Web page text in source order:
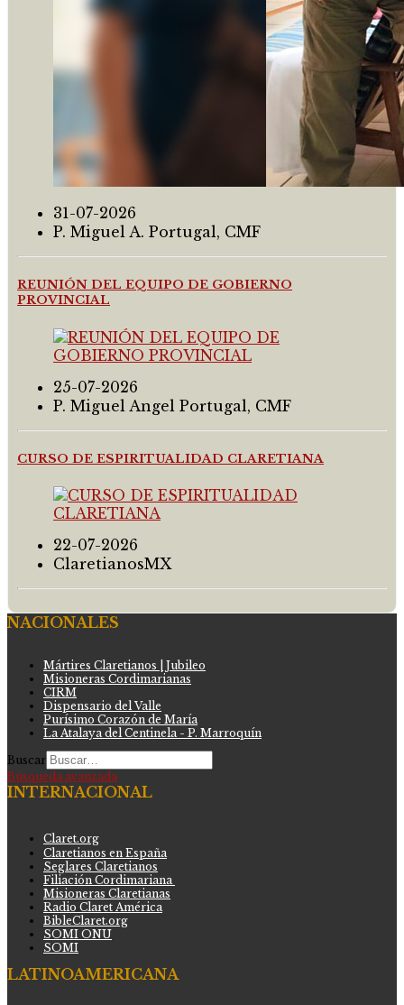
31-07-2026
P. Miguel A. Portugal, CMF
REUNIÓN DEL EQUIPO DE GOBIERNO
PROVINCIAL
25-07-2026
P. Miguel Angel Portugal, CMF
CURSO DE ESPIRITUALIDAD CLARETIANA
22-07-2026
ClaretianosMX
NACIONALES
Mártires Claretianos | Jubileo
Misioneras Cordimarianas
CIRM
Dispensario del Valle
Purísimo Corazón de María
La Atalaya del Centinela - P. Marroquín
Buscar
Búsqueda avanzada
INTERNACIONAL
Claret.org
Claretianos en España
Seglares Claretianos
Filiación Cordimariana
Misioneras Claretianas
Radio Claret América
BibleClaret.org
SOMI ONU
SOMI
LATINOAMERICANA